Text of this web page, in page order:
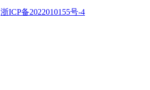
浙ICP备2022010155号-4